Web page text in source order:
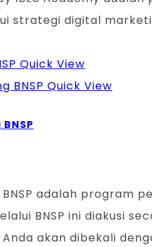
strategi digital
Quick View
Quick View
adalah program
BNSP ini diakusi
akan dibekali